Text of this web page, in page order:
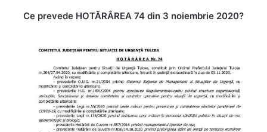
Ce prevede HOTĂRÂREA 74 din 3 noiembrie 2020?